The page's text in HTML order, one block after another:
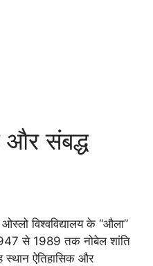
और संबद्ध
विश्वविद्यालय के “औला”
से 1989 तक नोबेल शांति
स्थान ऐतिहासिक और